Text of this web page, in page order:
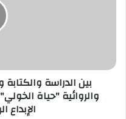
ر
بين الدراسة
والروائية "حياة
الإبداع